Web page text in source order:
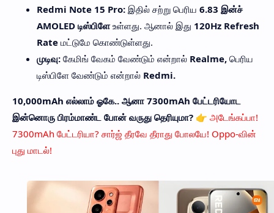
Redmi Note 15 Pro: இதில் சற்று பெரிய 6.83 இன்ச்
AMOLED டிஸ்பிளேஉள்ளது. ஆனால் இது 120Hz Refresh
Rate மட்டுமே கொண்டுள்ளது.
முடிவு: கேமிங் வேகம் வேண்டும் என்றால் Realme, பெரிய
டிஸ்பிளே வேண்டும் என்றால் Redmi.
10,000mAh எல்லாம் ஓகே.. ஆனா 7300mAh பேட்டரியோட
இன்னொரு பிரம்மாண்ட போன் வருது தெரியுமா? 👉 அடேங்கப்பா!
7300mAh பேட்டரியா? சார்ஜ் தீரவே தீராது போலயே! Oppo-வின்
புது மாடல்!